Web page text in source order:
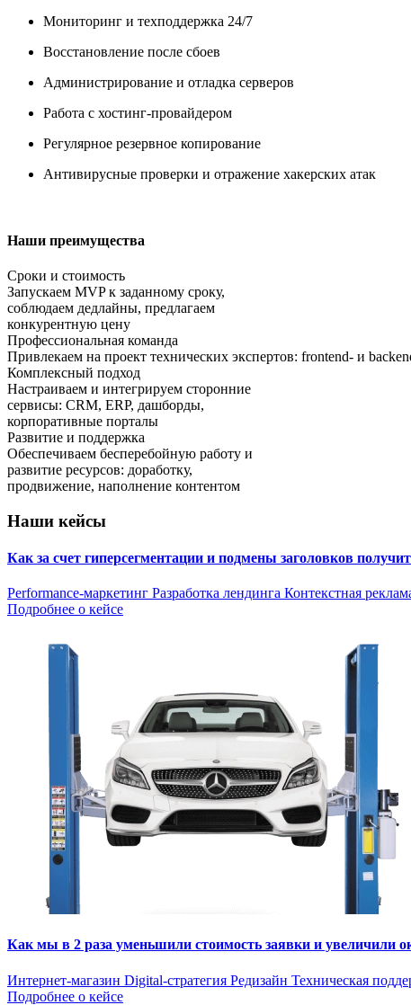
Мониторинг и техподдержка 24/7
Восстановление после сбоев
Администрирование и отладка серверов
Работа с хостинг-провайдером
Регулярное резервное копирование
Антивирусные проверки и отражение хакерских атак
Наши преимущества
Сроки и стоимость
Запускаем MVP к заданному сроку,
соблюдаем дедлайны, предлагаем
конкурентную цену
Профессиональная команда
Привлекаем на проект технических экспертов: frontend- и
Комплексный подход
Настраиваем и интегрируем сторонние
сервисы: CRM, ERP, дашборды,
корпоративные порталы
Развитие и поддержка
Обеспечиваем бесперебойную работу и
развитие ресурсов: доработку,
продвижение, наполнение контентом
Наши кейсы
Как за счет гиперсегментации и подмены заголовков
Performance-маркетинг Разработка лендинга Контекстная
Подробнее о кейсе
Как мы в 2 раза уменьшили стоимость заявки и увеличили
Интернет-магазин Digital-стратегия Редизайн Техническая
Подробнее о кейсе